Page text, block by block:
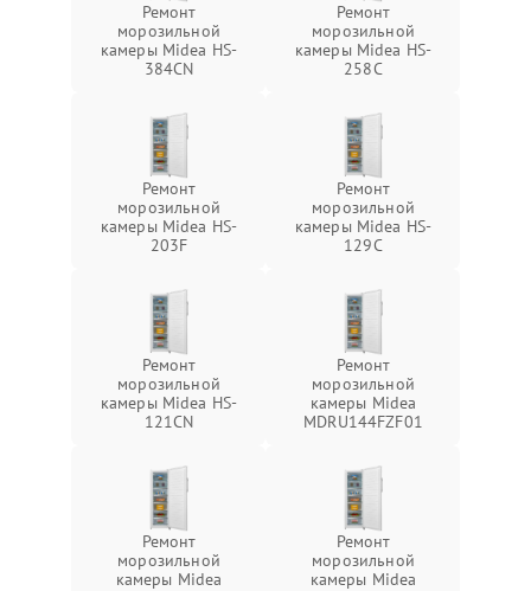
Ремонт
морозильной
камеры Midea HS-
384CN
Ремонт
морозильной
камеры Midea HS-
258C
Ремонт
морозильной
камеры Midea HS-
203F
Ремонт
морозильной
камеры Midea HS-
129C
Ремонт
морозильной
камеры Midea HS-
121CN
Ремонт
морозильной
камеры Midea
MDRU144FZF01
Ремонт
морозильной
камеры Midea
Ремонт
морозильной
камеры Midea